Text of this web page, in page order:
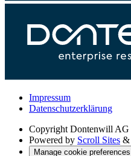
Impressum
Datenschutzerklärung
Copyright Dontenwill AG
Powered by Scroll Sites &
Manage cookie preferences